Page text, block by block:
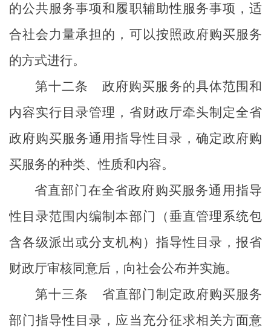
的公共服务事项和履职辅助性服务事项，适
合社会力量承担的，可以按照政府购买服务
的方式进行。
第十二条
政府购买服务的具体范围和
内容实行目录管理，省财政厅牵头制定全省
政府购买服务通用指导性目录，确定政府购
买服务的种类、性质和内容。
省直部门在全省政府购买服务通用指导
性目录范围内编制本部门（垂直管理系统包
含各级派出或分支机构）指导性目录，报省
财政厅审核同意后，向社会公布并实施。
第十三条
省直部门制定政府购买服务
部门指导性目录，应当充分征求相关方面意